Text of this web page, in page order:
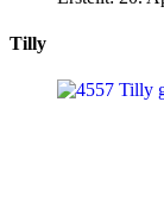
Tilly